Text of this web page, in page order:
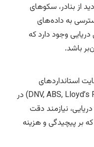
از بنادر، سکوهای
به داده‌های
وجود دارد که
باشد.
استانداردهای
بین‌المللی مانند (DNV, ABS, Lloyd’s Register) در
نیازمند دقت
بر پیچیدگی و هزینه